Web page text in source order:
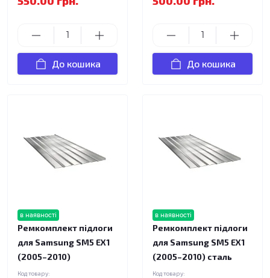
До кошика До кошика
в наявності
Ремкомплект підлоги
для Samsung SM5 EX1
(2005–2010)
Код товару:
в наявності
Ремкомплект підлоги
для Samsung SM5 EX1
(2005–2010) сталь
Код товару: